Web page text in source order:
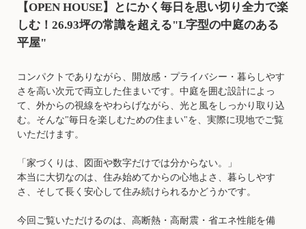
【OPEN HOUSE】とにかく毎日を思い切り全力で楽
しむ！ 26.93坪の常識を超える"L字型の中庭のある
平屋"
コンパクトでありながら、開放感・プライバシー・暮らしやす
さを高い次元で両立した住まいです。中庭を囲む設計によっ
て、外からの視線をやわらげながら、光と風をしっかり取り込
む。そんな"毎日を楽しむための住まい"を、実際に現地でご覧
いただけます。
「家づくりは、図面や数字だけでは分からない。」
本当に大切なのは、住み始めてからの心地よさ、暮らしやす
さ、そして長く安心して住み続けられるかどうかです。
今回ご覧いただけるのは、高断熱・高耐震・省エネ性能を備